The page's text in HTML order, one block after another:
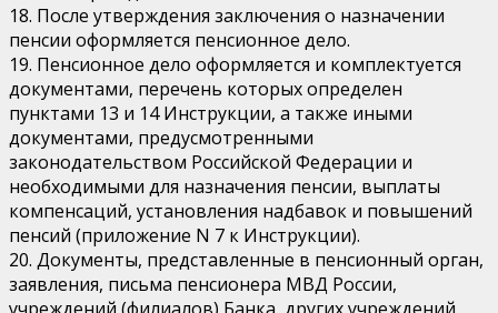
18. После утверждения заключения о назначении
пенсии оформляется пенсионное дело.
19. Пенсионное дело оформляется и комплектуется
документами, перечень которых определен
пунктами 13 и 14 Инструкции, а также иными
документами, предусмотренными
законодательством Российской Федерации и
необходимыми для назначения пенсии, выплаты
компенсаций, установления надбавок и повышений
пенсий (приложение N 7 к Инструкции).
20. Документы, представленные в пенсионный орган,
заявления, письма пенсионера МВД России,